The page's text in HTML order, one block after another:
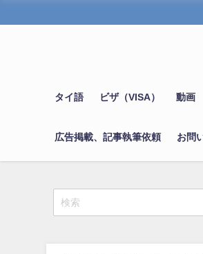
タイ語 ビザ（VISA） 動画
広告掲載、記事執筆依頼 お問